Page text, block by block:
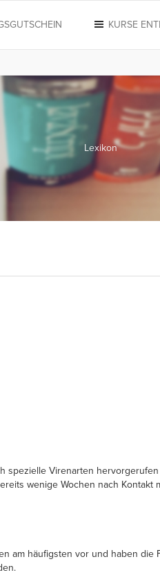
KURSE
Lexikon
spezielle Virenarten
wenige Wochen nach Kontakt
am häufigsten vor und haben